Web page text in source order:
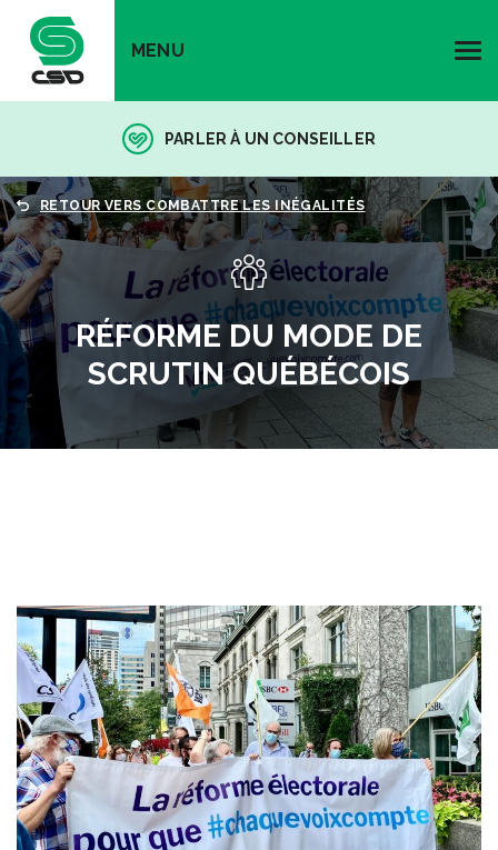
MENU
PARLER À UN CONSEILLER
RETOUR VERS COMBATTRE LES INÉGALITÉS
RÉFORME DU MODE DE
SCRUTIN QUÉBÉCOIS